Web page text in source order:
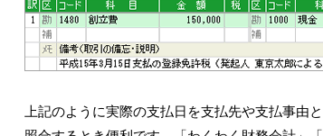
上記のように実際の支払日を支払先や支払事由